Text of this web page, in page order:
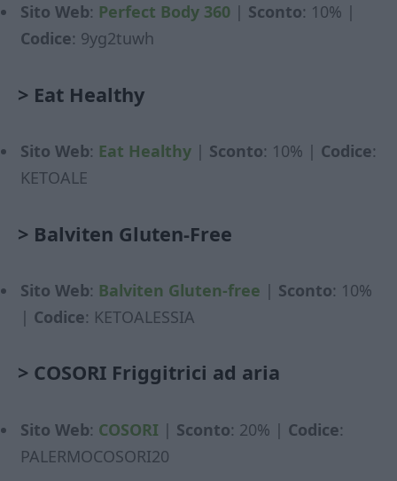
Sito Web: Perfect Body 360 | Sconto: 10% |
Codice: 9yg2tuwh
> Eat Healthy
Sito Web: Eat Healthy | Sconto: 10% | Codice:
KETOALE
> Balviten Gluten-Free
Sito Web: Balviten Gluten-free | Sconto: 10%
| Codice: KETOALESSIA
> COSORI Friggitrici ad aria
Sito Web: COSORI | Sconto: 20% | Codice:
PALERMOCOSORI20